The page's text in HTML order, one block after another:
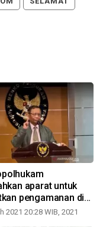
aparat untuk
pengamanan di
2021 20:28 WIB, 2021